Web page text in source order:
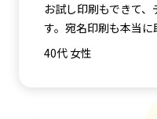
お試し印刷もできて
す。宛名印刷も本当に
40代 女性